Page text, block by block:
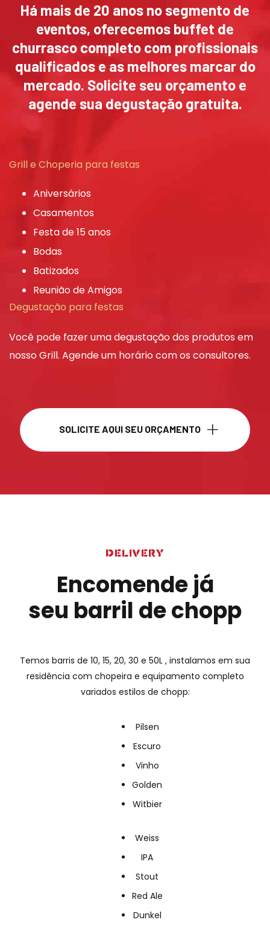
Há mais de 20 anos no segmento de
eventos, oferecemos buffet de
churrasco completo com profissionais
qualificados e as melhores marcar do
mercado. Solicite seu orçamento e
agende sua degustação gratuita.
Grill e Choperia para festas
Aniversários
Casamentos
Festa de 15 anos
Bodas
Batizados
Reunião de Amigos
Degustação para festas
Você pode fazer uma degustação dos produtos em
nosso Grill. Agende um horário com os consultores.
SOLICITE AQUI SEU ORÇAMENTO
delivery
Encomende já
seu barril de chopp
Temos barris de 10, 15, 20, 30 e 50L , instalamos em sua
residência com chopeira e equipamento completo
variados estilos de chopp:
Pilsen
Escuro
Vinho
Golden
Witbier
Weiss
IPA
Stout
Red Ale
Dunkel